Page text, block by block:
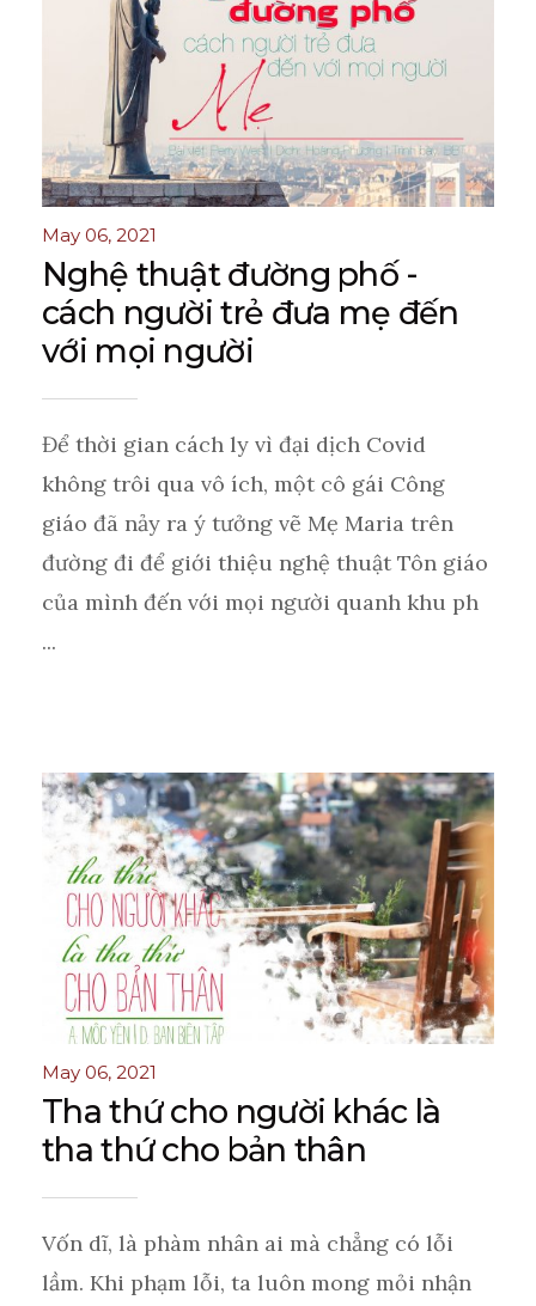
May 06, 2021
Nghệ thuật đường phố -
cách người trẻ đưa mẹ đến
với mọi người
Để thời gian cách ly vì đại dịch Covid
không trôi qua vô ích, một cô gái Công
giáo đã nảy ra ý tưởng vẽ Mẹ Maria trên
đường đi để giới thiệu nghệ thuật Tôn giáo
của mình đến với mọi người quanh khu ph
...
May 06, 2021
Tha thứ cho người khác là
tha thứ cho bản thân
Vốn dĩ, là phàm nhân ai mà chẳng có lỗi
lầm. Khi phạm lỗi, ta luôn mong mỏi nhận